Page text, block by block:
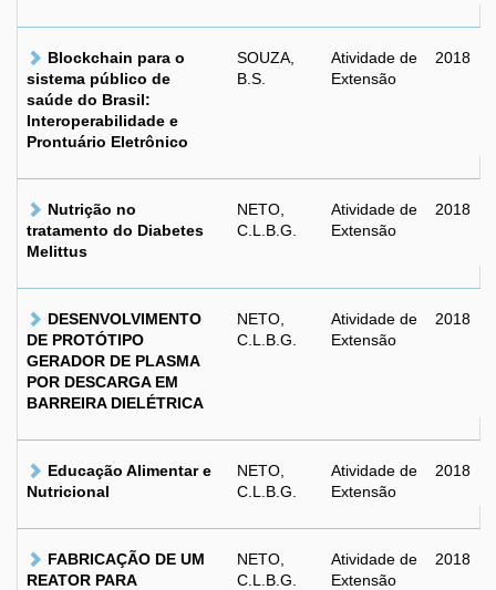
Blockchain para o
sistema público de
saúde do Brasil:
Interoperabilidade e
Prontuário Eletrônico
SOUZA,
B.S.
Atividade de
Extensão
2018
Nutrição no
tratamento do Diabetes
Melittus
NETO,
C.L.B.G.
Atividade de
Extensão
2018
DESENVOLVIMENTO
DE PROTÓTIPO
GERADOR DE PLASMA
POR DESCARGA EM
BARREIRA DIELÉTRICA
NETO,
C.L.B.G.
Atividade de
Extensão
2018
Educação Alimentar e
Nutricional
NETO,
C.L.B.G.
Atividade de
Extensão
2018
FABRICAÇÃO DE UM
REATOR PARA
NETO,
C.L.B.G.
Atividade de
Extensão
2018